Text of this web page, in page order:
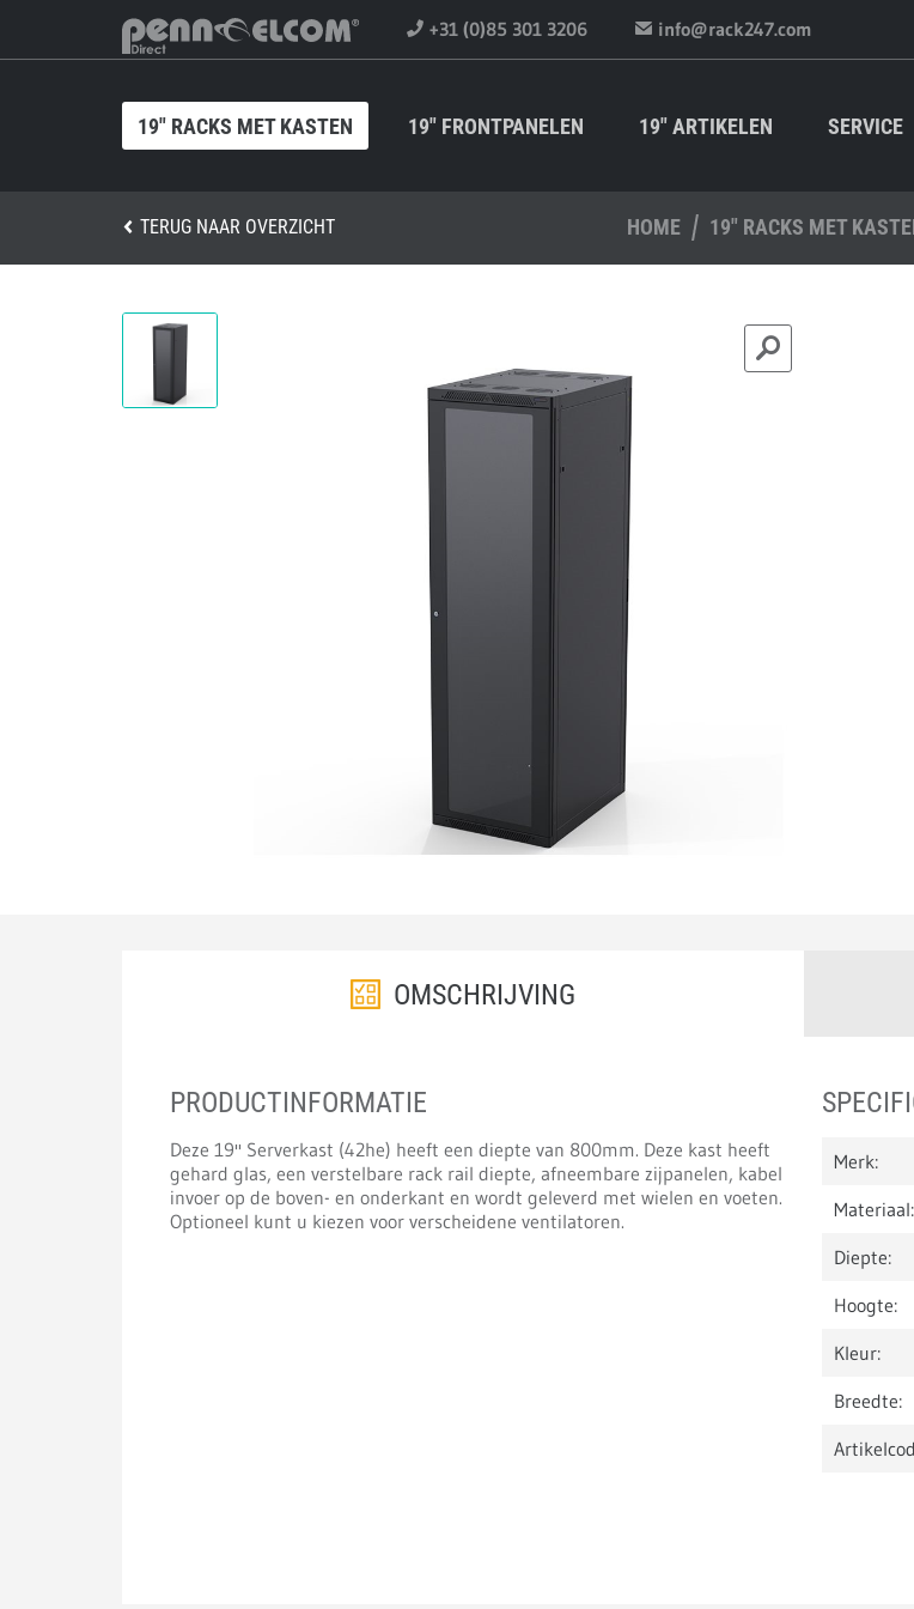
+31 (0)85 301 3206 info@rack247.com
19" RACKS MET KASTEN 19" FRONTPANELEN 19" ARTIKELEN SERVICE
TERUG NAAR OVERZICHT HOME 19" RACKS MET
OMSCHRIJVING
PRODUCTINFORMATIE
Deze 19'' Serverkast (42he) heeft een diepte van 800mm. Deze kast heeft
gehard glas, een verstelbare rack rail diepte, afneembare zijpanelen, kabel
invoer op de boven- en onderkant en wordt geleverd met wielen en voeten.
Optioneel kunt u kiezen voor verscheidene ventilatoren.
Merk:
Materiaal:
Diepte:
Hoogte:
Kleur:
Breedte: